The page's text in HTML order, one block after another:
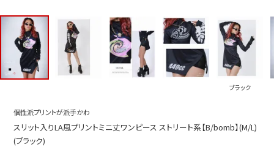
ス
アップ
ース
新作
トップス
ボトムス
ワンピース
ブラック
個性派プリントが派手かわ
スリット入りLA風プリントミニ丈ワンピース ストリート系【B/bomb】(M/L)
(ブラック)